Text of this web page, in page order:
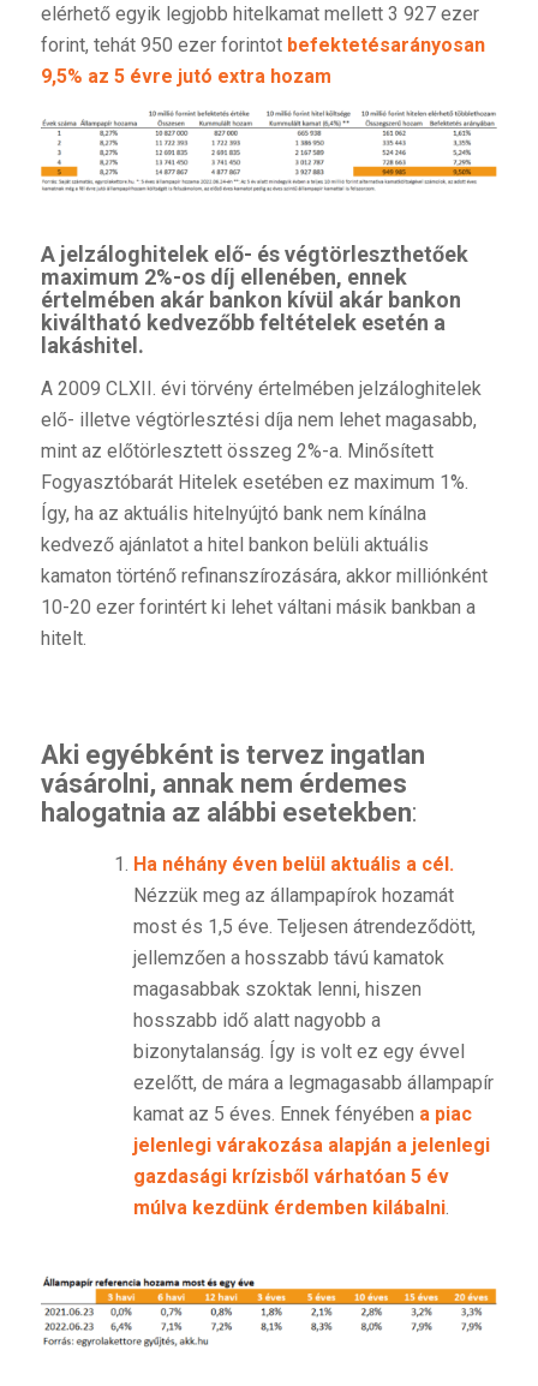
elérhető egyik legjobb hitelkamat mellett 3 927 ezer
forint, tehát 950 ezer forintot befektetésarányosan
9,5% az 5 évre jutó extra hozam
A jelzáloghitelek elő- és végtörleszthetőek
maximum 2%-os díj ellenében, ennek
értelmében akár bankon kívül akár bankon
kiváltható kedvezőbb feltételek esetén a
lakáshitel.
A 2009 CLXII. évi törvény értelmében jelzáloghitelek
elő- illetve végtörlesztési díja nem lehet magasabb,
mint az előtörlesztett összeg 2%-a. Minősített
Fogyasztóbarát Hitelek esetében ez maximum 1%.
Így, ha az aktuális hitelnyújtó bank nem kínálna
kedvező ajánlatot a hitel bankon belüli aktuális
kamaton történő refinanszírozására, akkor milliónként
10-20 ezer forintért ki lehet váltani másik bankban a
hitelt.
Aki egyébként is tervez ingatlan
vásárolni, annak nem érdemes
halogatnia az alábbi esetekben:
Ha néhány éven belül aktuális a cél.
Nézzük meg az állampapírok hozamát
most és 1,5 éve. Teljesen átrendeződött,
jellemzően a hosszabb távú kamatok
magasabbak szoktak lenni, hiszen
hosszabb idő alatt nagyobb a
bizonytalanság. Így is volt ez egy évvel
ezelőtt, de mára a legmagasabb állampapír
kamat az 5 éves. Ennek fényében a piac
jelenlegi várakozása alapján a jelenlegi
gazdasági krízisből várhatóan 5 év
múlva kezdünk érdemben kilábalni.